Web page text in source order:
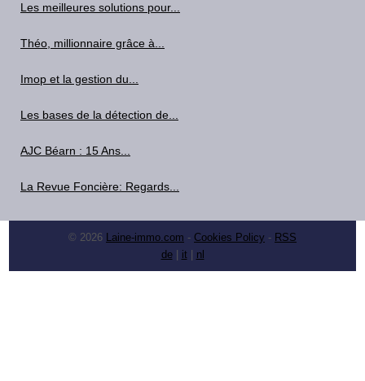
Les meilleures solutions pour...
Théo, millionnaire grâce à...
Imop et la gestion du...
Les bases de la détection de...
AJC Béarn : 15 Ans...
La Revue Foncière: Regards...
© 2026 Laine-immo.com - Cookies Policy - RSS
de| it| nl